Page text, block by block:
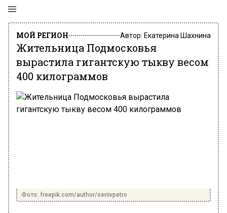
МОЙ РЕГИОН Автор: Екатерина Шахнина
Жительница Подмосковья
вырастила гигантскую тыкву весом
400 килограммов
Фото: freepik.com/author/senivpetro